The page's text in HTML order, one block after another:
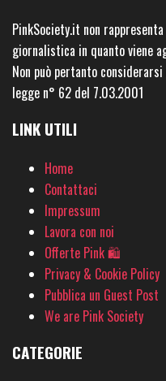
PinkSociety.it non
giornalistica in quanto viene
Non può pertanto
legge n° 62 del 7.03.2001
LINK UTILI
Home
Contattaci
Impressum
Lavora con noi
Offerte Pink 🛍
Privacy & Cookie Policy
Pubblica un Guest Post
We are Pink Society
CATEGORIE